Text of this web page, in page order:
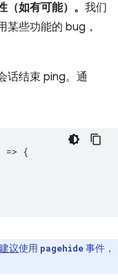
如有可能）。 我们
某些功能的 bug，
话结束 ping。通
=> {
建议使用 pagehide事件，